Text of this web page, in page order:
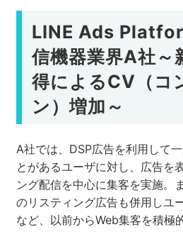
LINE Ads
信機器業界A社～
得によるCV（コ
ン）増加～
A社では、DSP広告を利用して
とがあるユーザに対し、広告を
ング配信を中心に集客を実施。
のリスティング広告も併用しユ
など、以前からWeb集客を積極